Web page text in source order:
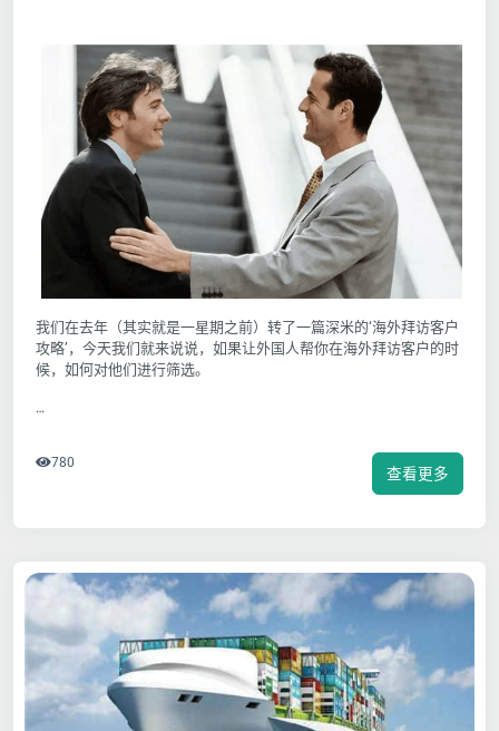
我们在去年（其实就是一星期之前）转了一篇深米的‘海外拜访客户
攻略’，今天我们就来说说，如果让外国人帮你在海外拜访客户的时
候，如何对他们进行筛选。
…
查看更多
780